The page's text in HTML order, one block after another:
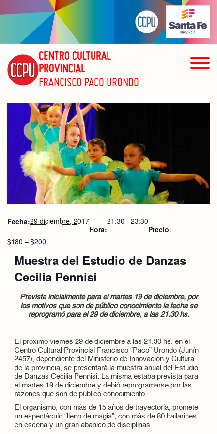
CENTRO CULTURAL
PROVINCIAL
FRANCISCO PACO URONDO
Fecha:29 diciembre, 2017
Hora:
21:30 - 23:30
Precio:
$180 – $200
Muestra del Estudio de Danzas
Cecilia Pennisi
Prevista inicialmente para el martes 19 de diciembre, por
los motivos que son de público conocimiento la fecha se
reprogramó para el 29 de diciembre, a las 21.30 hs.
El próximo viernes 29 de diciembre a las 21.30 hs. en el
Centro Cultural Provincial Francisco “Paco” Urondo (Junín
2457), dependiente del Ministerio de Innovación y Cultura
de la provincia, se presentará la muestra anual del Estudio
de Danzas Cecilia Pennisi. La misma estaba prevista para
el martes 19 de diciembre y debió reprogramarse por las
razones que son de público conocimiento.
El organismo, con más de 15 años de trayectoria, promete
un espectáculo “lleno de magia”, con más de 80 bailarines
en escena y un gran abanico de disciplinas.